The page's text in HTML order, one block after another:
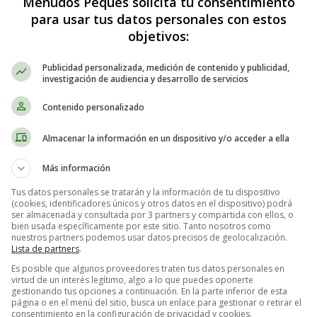
cortas de amor: un bálsamo para
para transmitir emociones profundas y fortalecer los
el día de tu ser amado y dejar una huella imborrable en su
su significado y el contexto en el que pueden ser utilizadas.
Esta frase, atribuida a Alexandrea a Nicolás III, resume la
el corazón y entregarlo por completo a otra persona. Utiliza esta
para usar tus datos personales con estos
objetivos:
Publicidad personalizada, medición de contenido y publicidad,
investigación de audiencia y desarrollo de servicios
Contenido personalizado
Almacenar la información en un dispositivo y/o acceder a ella
Más información
Tus datos personales se tratarán y la información de tu dispositivo
(cookies, identificadores únicos y otros datos en el dispositivo) podrá
ser almacenada y consultada por 3 partners y compartida con ellos, o
bien usada específicamente por este sitio. Tanto nosotros como
nuestros partners podemos usar datos precisos de geolocalización.
Lista de partners.
Es posible que algunos proveedores traten tus datos personales en
virtud de un interés legítimo, algo a lo que puedes oponerte
gestionando tus opciones a continuación. En la parte inferior de esta
página o en el menú del sitio, busca un enlace para gestionar o retirar el
consentimiento en la configuración de privacidad y cookies.